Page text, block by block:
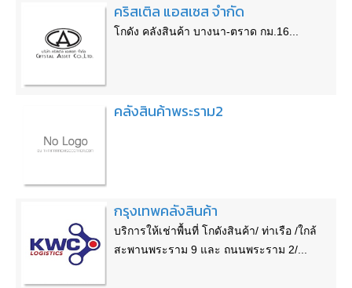
คริสเติล แอสเซส จำกัด
โกดัง คลังสินค้า บางนา-ตราด กม.16...
คลังสินค้าพระราม2
กรุงเทพคลังสินค้า
บริการให้เช่าพื้นที่ โกดังสินค้า/ ท่าเรือ /ใกล้
สะพานพระราม 9 และ ถนนพระราม 2/...